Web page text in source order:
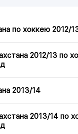
по хоккею 2012/
2012/13 по
2013/14
2013/14 по